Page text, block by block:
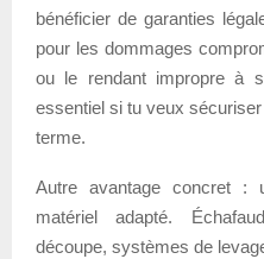
bénéficier de garanties
pour les dommages
ou le rendant impropre à
essentiel si tu veux
terme.
Autre avantage concret :
matériel adapté.
découpe, systèmes de